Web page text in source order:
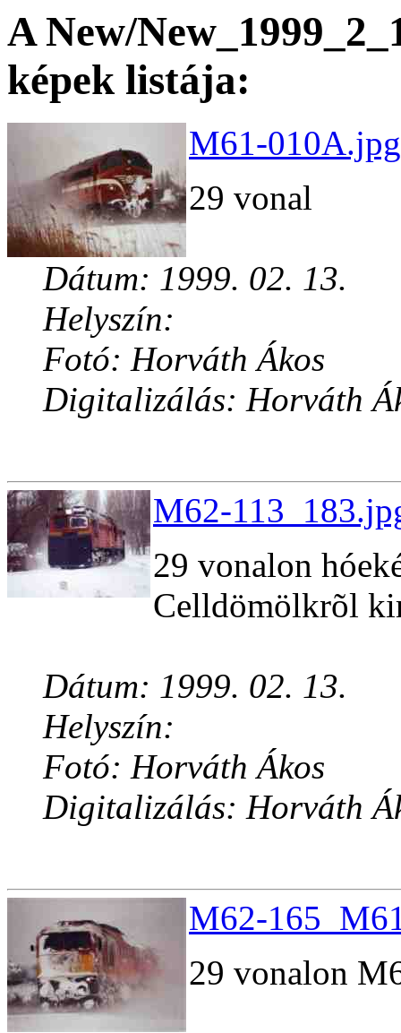
A New/
képek listája:
M61-
29 vonal
Dátum: 1999. 02. 13.
Helyszín:
Fotó: Horváth Ákos
Digitalizálás: Horváth
M62-
29 vonalon
Celldömölkrõl
Dátum: 1999. 02. 13.
Helyszín:
Fotó: Horváth Ákos
Digitalizálás: Horváth
M62-
29 vonalon